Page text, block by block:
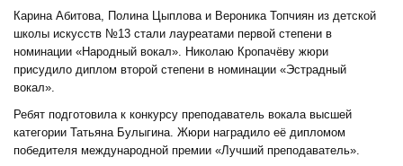
Карина Абитова, Полина Цыплова и Вероника Топчиян из детской
школы искусств №13 стали лауреатами первой степени в
номинации «Народный вокал». Николаю Кропачёву жюри
присудило диплом второй степени в номинации «Эстрадный
вокал».
Ребят подготовила к конкурсу преподаватель вокала высшей
категории Татьяна Булыгина. Жюри наградило её дипломом
победителя международной премии «Лучший преподаватель».